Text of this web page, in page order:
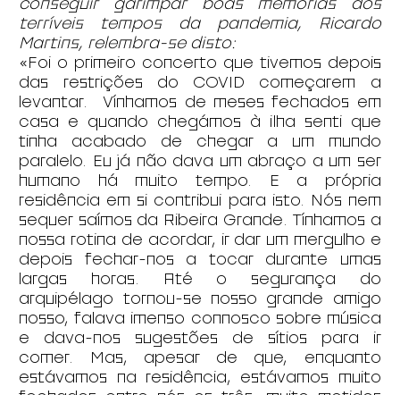
terríveis tempos da pandemia, Ricardo
Martins, relembra-se disto:
«Foi o primeiro concerto que tivemos depois
das restrições do COVID começarem a
levantar. Vínhamos de meses fechados em
casa e quando chegámos à ilha senti que
tinha acabado de chegar a um mundo
paralelo. Eu já não dava um abraço a um ser
humano há muito tempo. E a própria
residência em si contribui para isto. Nós nem
sequer saímos da Ribeira Grande. Tínhamos a
nossa rotina de acordar, ir dar um mergulho e
depois fechar-nos a tocar durante umas
largas horas. Até o segurança do
arquipélago tornou-se nosso grande amigo
nosso, falava imenso connosco sobre música
e dava-nos sugestões de sítios para ir
comer. Mas, apesar de que, enquanto
estávamos na residência, estávamos muito